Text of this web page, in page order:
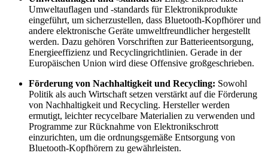
Umweltauflagen und -standards für Elektronikprodukte
eingeführt, um sicherzustellen, dass Bluetooth-Kopfhörer und
andere elektronische Geräte umweltfreundlicher hergestellt
werden. Dazu gehören Vorschriften zur Batterieentsorgung,
Energieeffizienz und Recyclingrichtlinien. Gerade in der
Europäischen Union wird diese Offensive großgeschrieben.
Förderung von Nachhaltigkeit und Recycling: Sowohl
Politik als auch Wirtschaft setzen verstärkt auf die Förderung
von Nachhaltigkeit und Recycling. Hersteller werden
ermutigt, leichter recycelbare Materialien zu verwenden und
Programme zur Rücknahme von Elektronikschrott
einzurichten, um die ordnungsgemäße Entsorgung von
Bluetooth-Kopfhörern zu gewährleisten.